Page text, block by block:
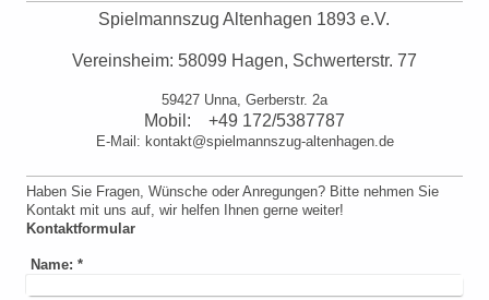
Spielmannszug Altenhagen 1893 e.V.
Vereinsheim: 58099 Hagen, Schwerterstr. 77
59427 Unna, Gerberstr. 2a
Mobil: +49 172/5387787
E-Mail: kontakt@spielmannszug-altenhagen.de
Haben Sie Fragen, Wünsche oder Anregungen? Bitte nehmen Sie
Kontakt mit uns auf, wir helfen Ihnen gerne weiter!
Kontaktformular
Name: *